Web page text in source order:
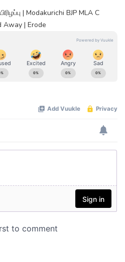
| Modakurichi BJP MLA C
Away | Erode